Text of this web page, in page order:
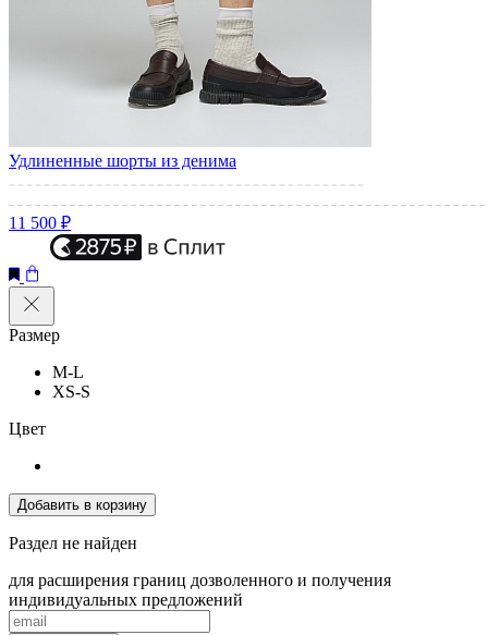
Удлиненные шорты из денима
11 500 ₽
Размер
M-L
XS-S
Цвет
Добавить в корзину
Раздел не найден
для расширения границ дозволенного и получения
индивидуальных предложений